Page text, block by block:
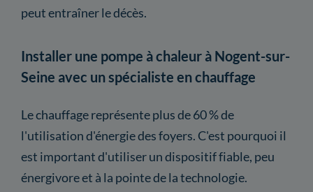
peut entraîner le décès.
Installer une pompe à chaleur à Nogent-sur-
Seine avec un spécialiste en chauffage
Le chauffage représente plus de 60 % de
l'utilisation d'énergie des foyers. C'est pourquoi il
est important d'utiliser un dispositif fiable, peu
énergivore et à la pointe de la technologie.